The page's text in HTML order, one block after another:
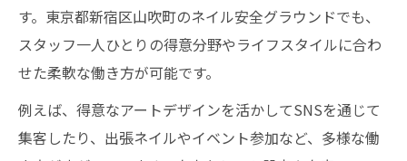
す。東京都新宿区山吹町のネイル安全グラウンドでも、
スタッフ一人ひとりの得意分野やライフスタイルに合わ
せた柔軟な働き方が可能です。
例えば、得意なアートデザインを活かしてSNSを通じて
集客したり、出張ネイルやイベント参加など、多様な働